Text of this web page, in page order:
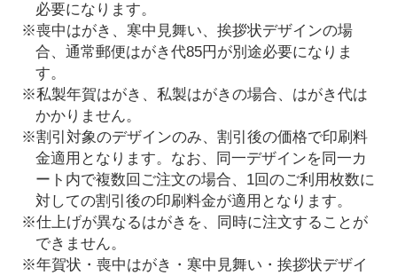
必要になります。
※喪中はがき、寒中見舞い、挨拶状デザインの場
合、通常郵便はがき代85円が別途必要になりま
す。
※私製年賀はがき、私製はがきの場合、はがき代は
かかりません。
※割引対象のデザインのみ、割引後の価格で印刷料
金適用となります。なお、同一デザインを同一カ
ート内で複数回ご注文の場合、1回のご利用枚数に
対しての割引後の印刷料金が適用となります。
※仕上げが異なるはがきを、同時に注文することが
できません。
※年賀状・喪中はがき・寒中見舞い・挨拶状デザイ